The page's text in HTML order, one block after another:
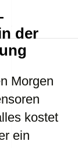
der
Morgen
kostet
ein